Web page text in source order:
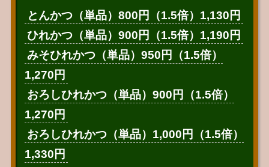
とんかつ（単品）800円（1.5倍）1,130円
ひれかつ（単品）900円（1.5倍）1,190円
みそひれかつ（単品）950円（1.5倍）
1,270円
おろしひれかつ（単品）900円（1.5倍）
1,270円
おろしひれかつ（単品）1,000円（1.5倍）
1,330円